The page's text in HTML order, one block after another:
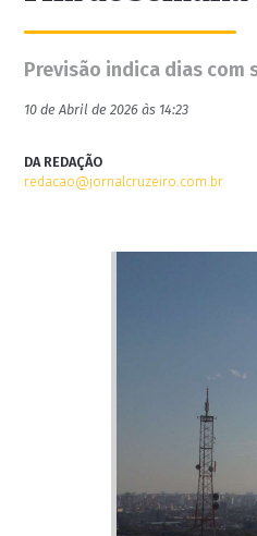
Previsão indica dias com
10 de Abril de 2026 às 14:23
DA REDAÇÃO
redacao@jornalcruzeiro.com.br